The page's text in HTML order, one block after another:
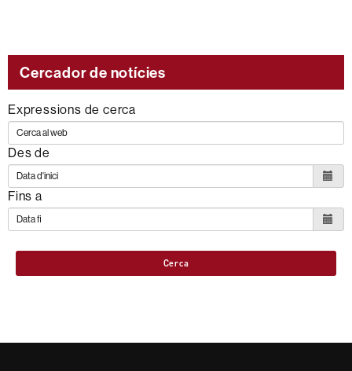
Cercador de notícies
Expressions de cerca
Des de
Fins a
Cerca